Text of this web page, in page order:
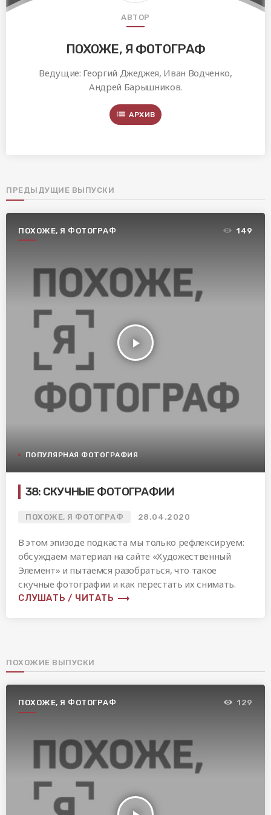
АВТОР
ПОХОЖЕ, Я ФОТОГРАФ
Ведущие: Георгий Джеджея, Иван Водченко,
Андрей Барышников.
list АРХИВ
ПРЕДЫДУЩИЕ ВЫПУСКИ
ПОХОЖЕ, Я ФОТОГРАФ
play_arrow
149
ПОПУЛЯРНАЯ ФОТОГРАФИЯ
38: СКУЧНЫЕ ФОТОГРАФИИ
ПОХОЖЕ, Я ФОТОГРАФ 28.04.2020
В этом эпизоде подкаста мы только рефлексируем:
обсуждаем материал на сайте «Художественный
Элемент» и пытаемся разобраться, что такое
скучные фотографии и как перестать их снимать.
СЛУШАТЬ / ЧИТАТЬ trending_flat
ПОХОЖИЕ ВЫПУСКИ
ПОХОЖЕ, Я ФОТОГРАФ 129